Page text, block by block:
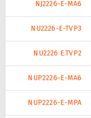
NJ2226-E-MA6
NU2226-E-TVP3
NU2226 E.TVP2
NUP2226-E-MA6
NUP2226-E-MPA